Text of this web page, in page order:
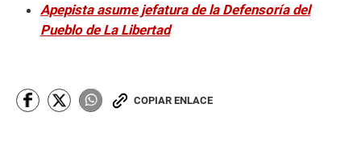
Apepista asume jefatura de la Defensoría del
Pueblo de La Libertad
COPIAR ENLACE